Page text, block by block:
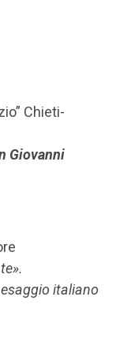
Chieti-
Giovanni
italiano